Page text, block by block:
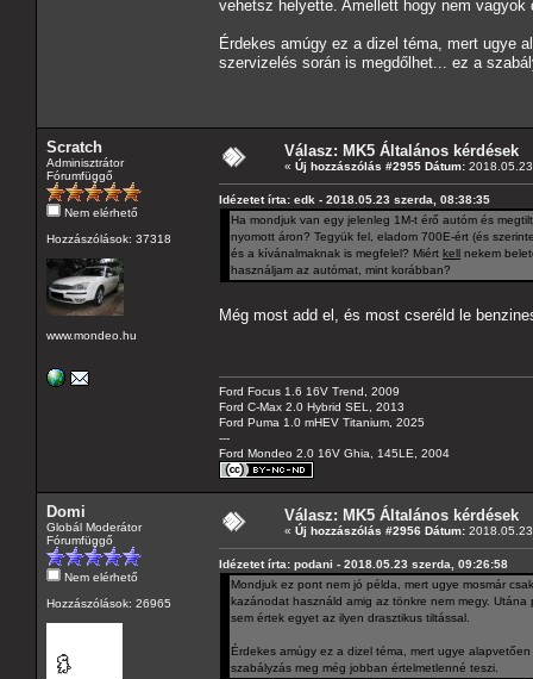
vehetsz helyette. Amellett hogy nem
Érdekes amúgy ez a dizel téma, mert ugye
szervizelés során is megdőlhet... ez a
Scratch
Adminisztrátor
Fórumfüggő
Nem elérhető
Hozzászólások: 37318
www.mondeo.hu
Válasz: MK5 Általános kérdések
« Új hozzászólás #2955 Dátum:
Idézetet írta: edk - 2018.05.23 szerda, 08:38:35
Ha mondjuk van egy jelenleg 1M-t érő autóm és
nyomott áron? Tegyük fel, eladom 700E-ért (és
és a kívánalmaknak is megfelel? Miért kell nekem
használjam az autómat, mint korábban?
Még most add el, és most cseréld le
Ford Focus 1.6 16V Trend, 2009
Ford C-Max 2.0 Hybrid SEL, 2013
Ford Puma 1.0 mHEV Titanium, 2025
---
Ford Mondeo 2.0 16V Ghia, 145LE, 2004
Domi
Globál Moderátor
Fórumfüggő
Nem elérhető
Hozzászólások: 26965
Válasz: MK5 Általános kérdések
« Új hozzászólás #2956 Dátum:
Idézetet írta: podani - 2018.05.23 szerda, 09:26:58
Mondjuk ez pont nem jó példa, mert ugye mosmár
kazánodat használd amig az tönkre nem megy.
sem értek egyet az ilyen drasztikus tiltással.
Érdekes amúgy ez a dizel téma, mert ugye
szabályzás meg még jobban értelmetlenné teszi.